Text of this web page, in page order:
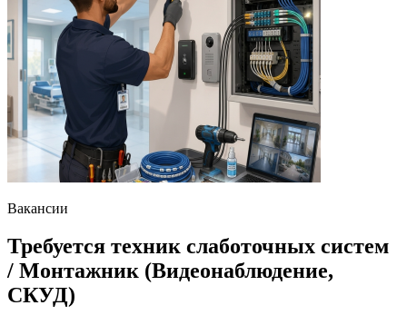
Вакансии
Требуется техник слаботочных систем
/ Монтажник (Видеонаблюдение,
СКУД)